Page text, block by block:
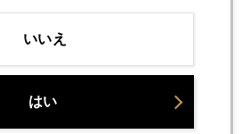
告知
フレ警告、円安後押し
いいえ
はい